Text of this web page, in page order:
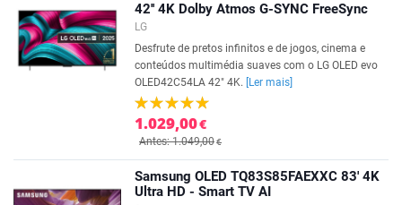
42'' 4K Dolby Atmos G-SYNC FreeSync
LG
Desfrute de pretos infinitos e de jogos, cinema e
conteúdos multimédia suaves com o LG OLED evo
OLED42C54LA 42" 4K.
[Ler mais]
1.029,00€
Antes: 1.049,00€
Samsung OLED TQ83S85FAEXXC 83' 4K
Ultra HD - Smart TV AI